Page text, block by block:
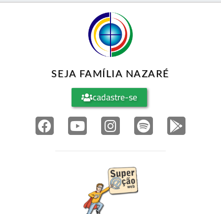
SEJA FAMÍLIA NAZARÉ
cadastre-se